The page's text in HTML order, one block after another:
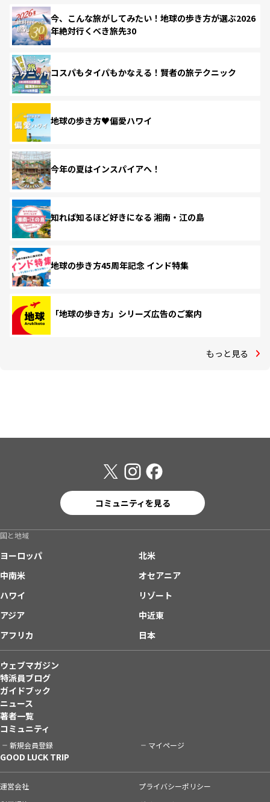
今、こんな旅がしてみたい！地球の歩き方が選ぶ2026
年絶対行くべき旅先30
コスパもタイパもかなえる！賢者の旅テクニック
地球の歩き方♥偏愛ハワイ
今年の夏はインスパイアへ！
知れば知るほど好きになる 湘南・江の島
地球の歩き方45周年記念 インド特集
「地球の歩き方」シリーズ広告のご案内
もっと見る
コミュニティを見る
国と地域
ヨーロッパ
北米
中南米
オセアニア
ハワイ
リゾート
アジア
中近東
アフリカ
日本
ウェブマガジン
特派員ブログ
ガイドブック
ニュース
著者一覧
コミュニティ
新規会員登録 マイページ
GOOD LUCK TRIP
運営会社
プライバシーポリシー